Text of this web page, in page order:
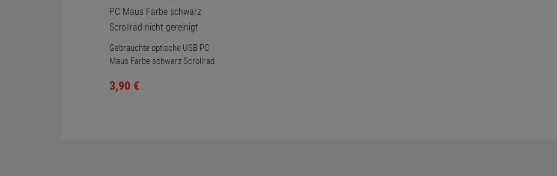
Gebrauchte optische USB PC
Maus Farbe schwarz Scrollrad
3,90 €